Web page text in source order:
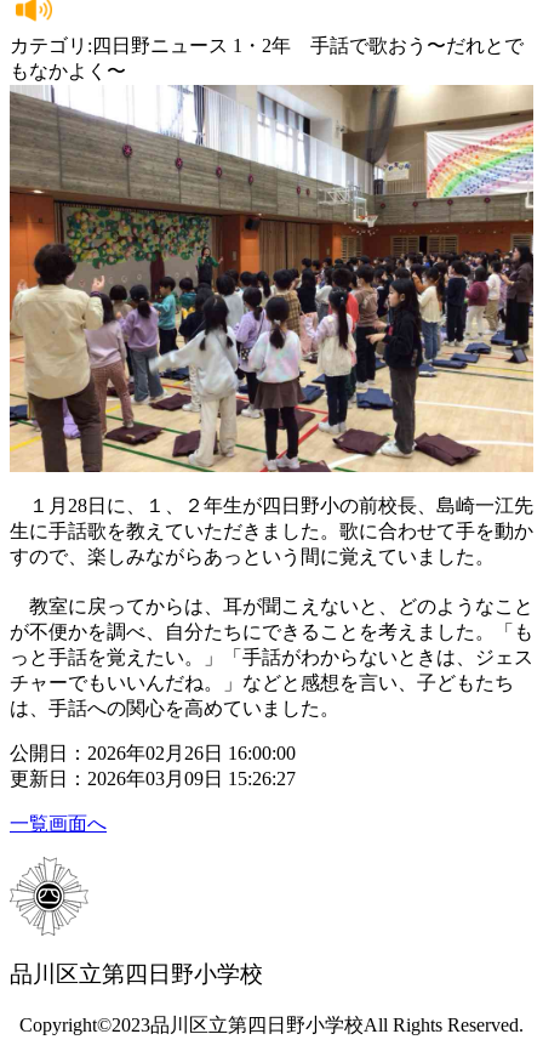
カテゴリ:四日野ニュース 1・2年 手話で歌おう〜だれとで
もなかよく〜
１月28日に、１、２年生が四日野小の前校長、島崎一江先
生に手話歌を教えていただきました。歌に合わせて手を動か
すので、楽しみながらあっという間に覚えていました。
教室に戻ってからは、耳が聞こえないと、どのようなこと
が不便かを調べ、自分たちにできることを考えました。「も
っと手話を覚えたい。」「手話がわからないときは、ジェス
チャーでもいいんだね。」などと感想を言い、子どもたち
は、手話への関心を高めていました。
公開日：2026年02月26日 16:00:00
更新日：2026年03月09日 15:26:27
一覧画面へ
品川区立第四日野小学校
Copyright©2023品川区立第四日野小学校All Rights Reserved.